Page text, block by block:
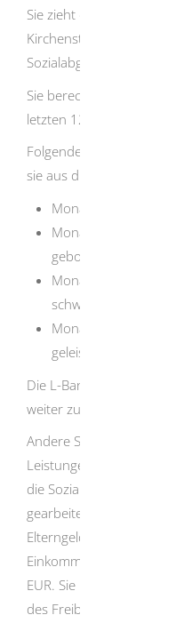
Sie zieht dabei
Kirchensteuer und den
Sozialabgaben ab.
Sie berechnet das
letzten 12 Monate vor
Folgende Monate mit
sie aus diesem 12-
Monate mit
Monate, in denen
geborenes Kind
Monate, in denen
Monate, in denen
geleistet haben
Die L-Bank berechnet
weiter zurückliegenden
Andere
Leistungen an. Dazu
die Sozialhilfe. Haben
gearbeitet, erhalten Sie
Elterngeld-Freibetrag
Einkommen vor der
EUR. Sie bekommen
des Freibetrags. Dies gilt